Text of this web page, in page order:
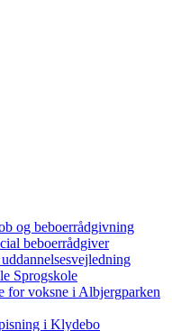
og beboerrådgivning
beboerrådgiver
Sprogskole
for voksne i Albjergparken
i Klydebo